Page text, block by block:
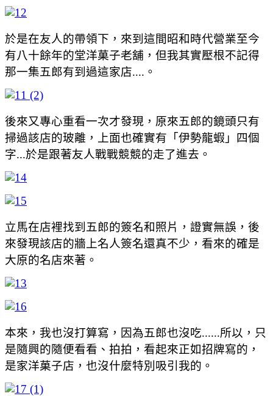
於是在友人的帶領下，來到這間昭和時代營業至今
有八十餘年的堂洋菓子老舖，但我其實壓根不記得
那一集五郎有到過這家店....。
後來又專心重看一次才發現，原來五郎的鏡頭只有
掃過該店的玻離，上面也確實有「伊勢龍蝦」四個
字...於是跟著友人戰戰競競的走了進去。
立馬在店裡找到五郎的簽名和照片，證實無誤，後
來發現該店的牆上名人簽名還真不少，看來的確是
大原的名店來著。
本來，我也沒打算寫，因為五郎也沒吃......所以，只
是隨興的隨便看看、拍拍，看起來正如招牌寫的，
是家洋菓子店，也沒什麼特別吸引我的。